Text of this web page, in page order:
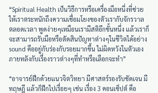
“Spiritual Health เป็นวิธีการหรือเครื่องมือหนึ่งที่ช่วย
ให้เราตระหนักถึงความเชื่อมโยงของตัวเรากับจักรวาล
ตลอดเวลา พูดง่ายๆเหมือนเรามีสติอีกขั้นหนึ่ง แล้วเราก็
จะสามารถรับมือหรือตัดสินปัญหาต่างๆในชีวิตได้อย่าง
sound คืออยู่กับร่องกับรอยมากขึ้น ไม่ผิดหวังในตัวเอง
ภายหลังกับเรื่องราวต่างๆที่ทำหรือเลือกจะทำ”
“อาจารย์ฝึกด้วยแนวจิตวิทยา มีศาสตร์รองรับชัดเจน มี
ทฤษฎี แล้วก็ฝึกไปเรื่อยๆ เช่น เรื่อง 3 คอนเซ็ปต์ คือ